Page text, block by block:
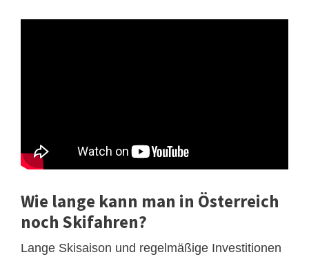
Wie lange kann man in Österreich
noch Skifahren?
Lange Skisaison und regelmäßige Investitionen